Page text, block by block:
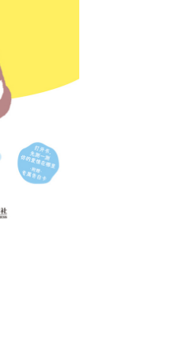
登录